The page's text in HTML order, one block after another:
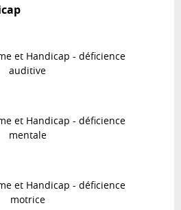
et Handicap - déficience
auditive
et Handicap - déficience
mentale
et Handicap - déficience
motrice